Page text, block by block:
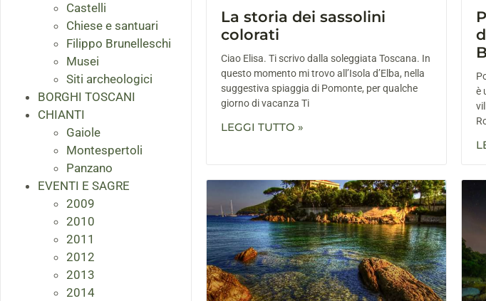
Castelli
Chiese e santuari
Filippo Brunelleschi
Musei
Siti archeologici
BORGHI TOSCANI
CHIANTI
Gaiole
Montespertoli
Panzano
EVENTI E SAGRE
2009
2010
2011
2012
2013
2014
La storia dei sassolini
colorati
Ciao Elisa. Ti scrivo dalla soleggiata Toscana. In
questo momento mi trovo all’Isola d’Elba, nella
suggestiva spiaggia di Pomonte, per qualche
giorno di vacanza Ti
LEGGI TUTTO »
è